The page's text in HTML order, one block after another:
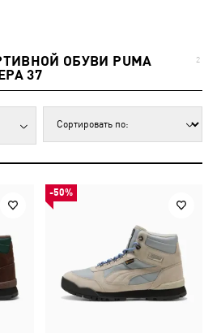
ОБУВИ PUMA
37
2
-50%